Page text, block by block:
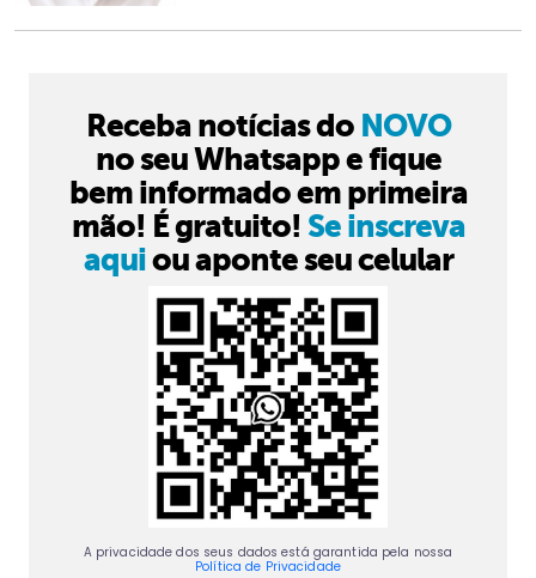
Receba notícias do NOVO
no seu Whatsapp e fique
bem informado em primeira
mão! É gratuito! Se inscreva
aquiou aponte seu celular
A privacidade dos seus dados está garantida pela nossa
Política de Privacidade